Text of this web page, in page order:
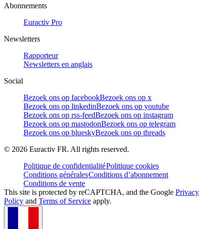
Abonnements
Euractiv Pro
Newsletters
Rapporteur
Newsletters en anglais
Social
Bezoek ons op facebookBezoek ons op x
Bezoek ons op linkedinBezoek ons op youtube
Bezoek ons op rss-feedBezoek ons op instagram
Bezoek ons op mastodonBezoek ons op telegram
Bezoek ons op blueskyBezoek ons op threads
© 2026 Euractiv FR. All rights reserved.
Politique de confidentialitéPolitique cookies
Conditions généralesConditions d’abonnement
Conditions de vente
This site is protected by reCAPTCHA, and the Google Privacy
Policy and Terms of Service apply.